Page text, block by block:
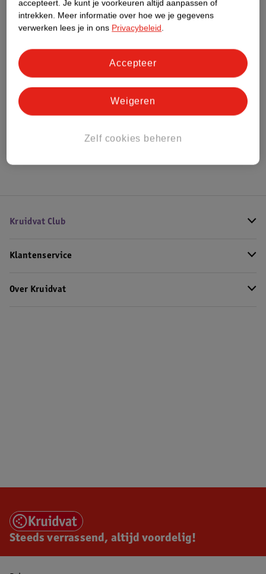
Bestel & Bezorginformatie
Bekijk ook
MeerLaura Biagiotti Alle Damesparfum
Kruidvat Club
Klantenservice
Over Kruidvat
Steeds verrassend, altijd voordelig!
accepteert. Je kunt je voorkeuren altijd aanpassen of
intrekken. Meer informatie over hoe we je gegevens
verwerken lees je in ons Privacybeleid.
Zelf cookies beheren
Weigeren
Accepteer